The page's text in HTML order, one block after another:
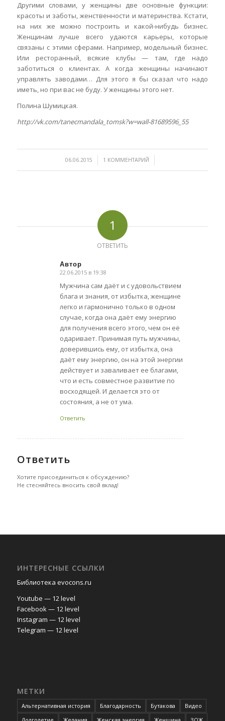
Другими словами, у женщины две основные функции:
красоты и заботы, женственности и материнства. Кстати,
на них же можно построить и какой-нибудь бизнес.
Женщинам лучше всего удаются карьеры, которые
связаны с этими сферами. Например, модельный бизнес.
Или ресторанный, всякие клубы — там, где надо
заботиться о клиентах. А когда женщины начинают
управлять заводами… Для этого я бы сказал что надо
иметь, но при вас не буду. У женщины этого нет.
Полина Шумицкая.
http://vk.com/tanecmandala_tomsk?w=wall-81689596_55
06.06.2015
/ 1 КОММЕНТАРИЙ
/
1
ОТВЕТИТЬ
Автор
говорит:
22.06.2015 в 19:38
Мужчина сам даёт и с удовольствием
блага и знания, от избытка, женщине
легко и гармонично только в одном
случае, когда она даёт ему энергию
для получения всего этого, чем он её
одаривает. Принимая путь мужчины,
доверившись ему, от избытка, она
даёт ему энергию, он на этой энергии
действует и заваливает ее благами,
что и есть совместное развитие по
восходящей. И делается это от
состояния, а не от ума.
Ответить
Ответить
Хотите присоединиться к обсуждению?
Не стесняйтесь вносить свой вклад!
ИНТЕРЕСНЫЕ ССЫЛКИ
Библиотека evocons.ru
Youtube — 12 level
Facebook — 12 level
Instagram — 12 level
Telegram — 12 level
МЕТКИ
Альтернативная история Благодарность Бутакова
Видео